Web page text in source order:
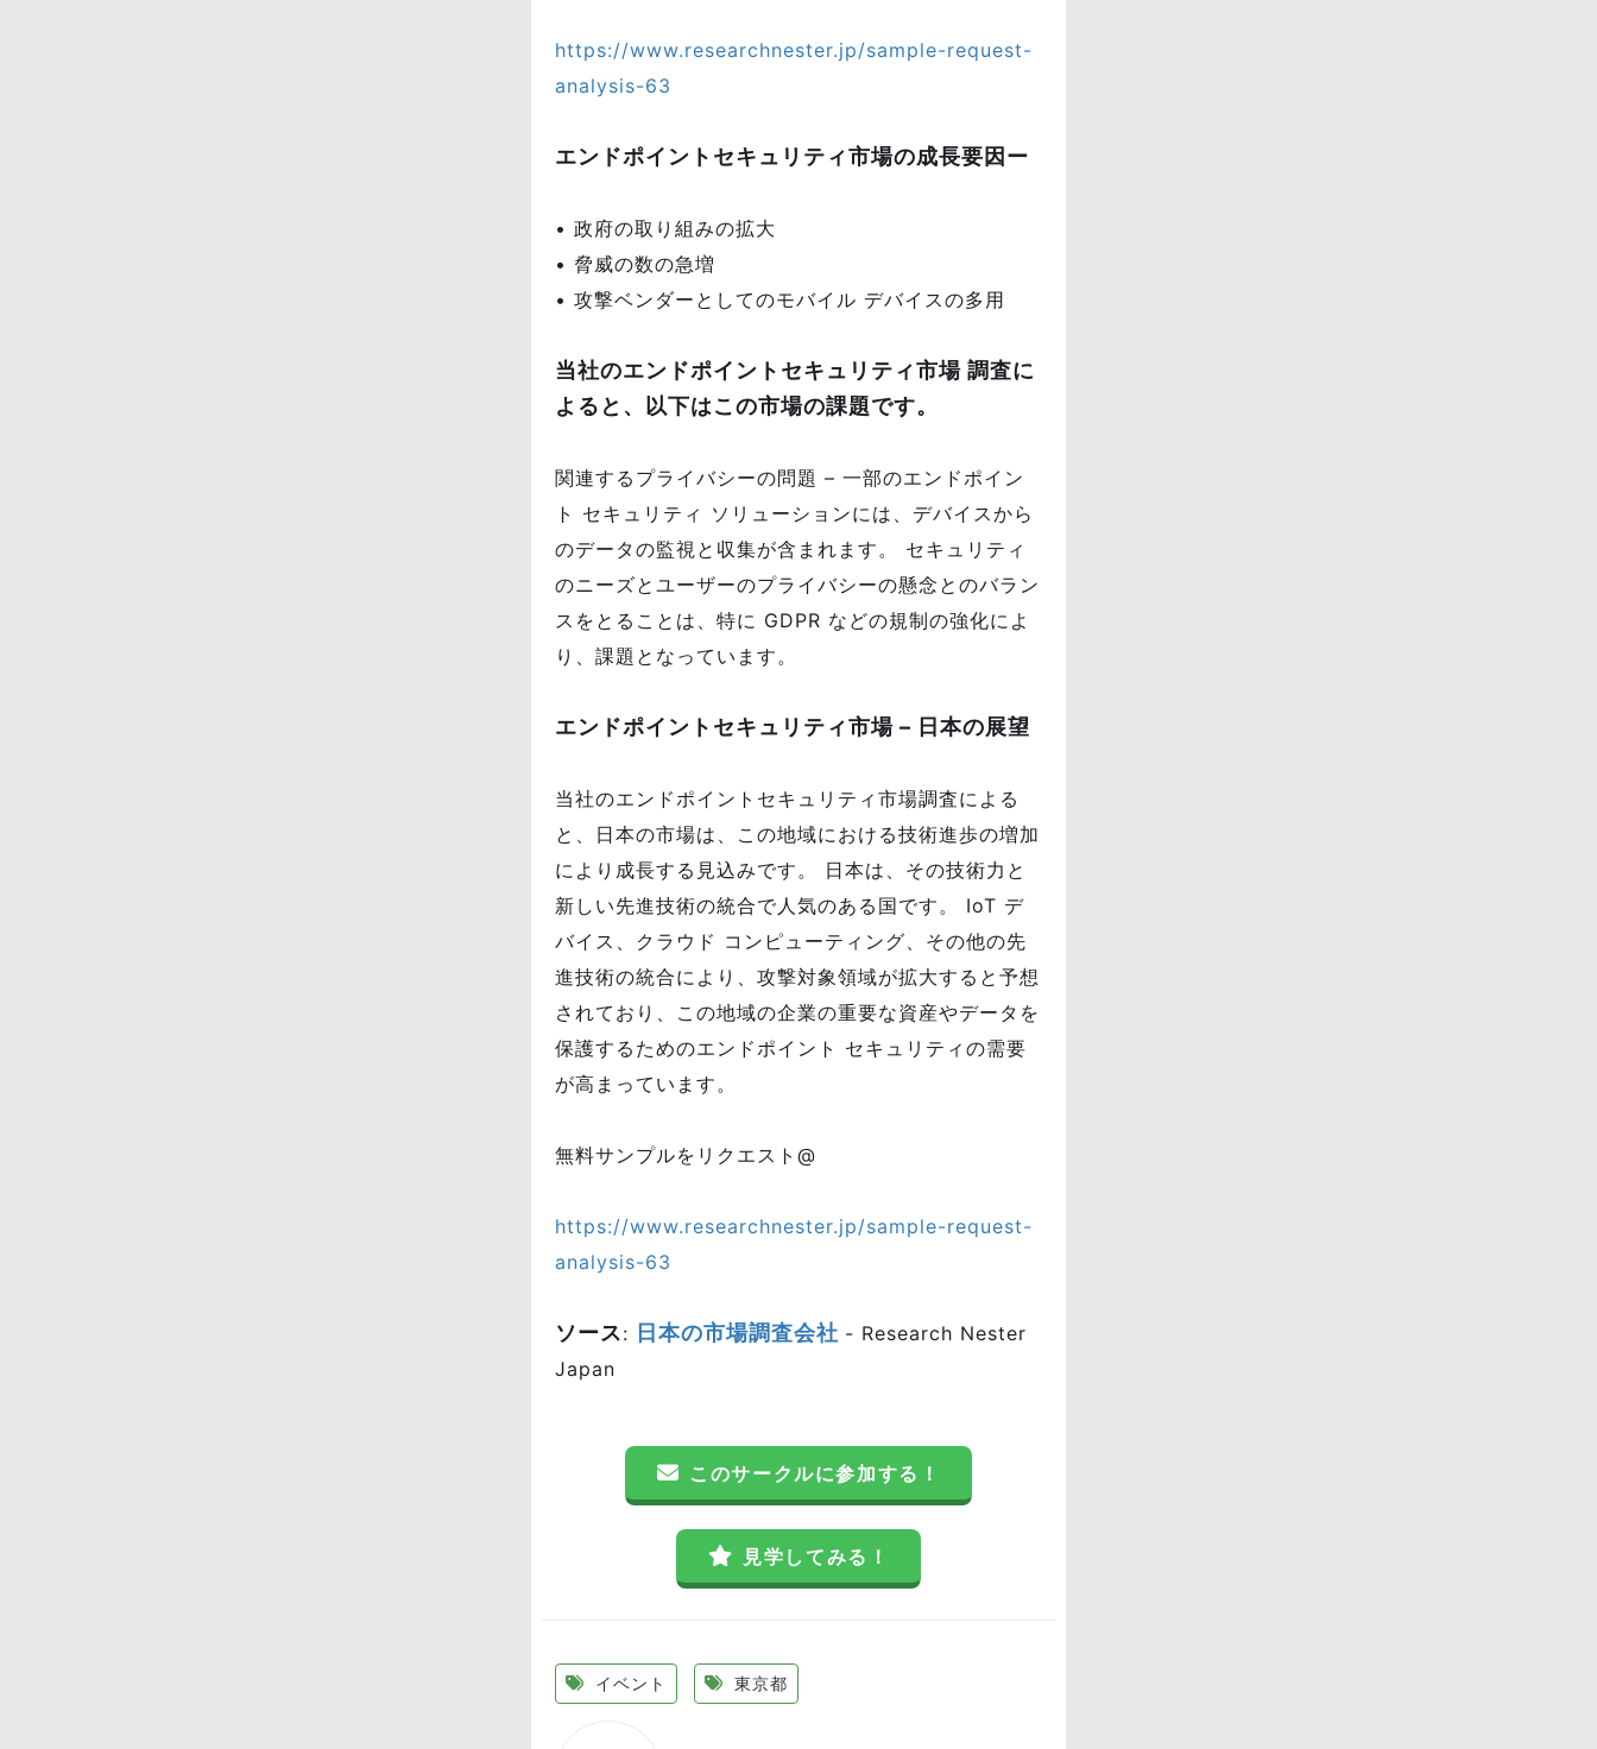
https://www.researchnester.jp/sample-request-
analysis-63
エンドポイントセキュリティ市場の成長要因ー
• 政府の取り組みの拡大
• 脅威の数の急増
• 攻撃ベンダーとしてのモバイル デバイスの多用
当社のエンドポイントセキュリティ市場 調査に
よると、以下はこの市場の課題です。
関連するプライバシーの問題 – 一部のエンドポイン
ト セキュリティ ソリューションには、デバイスから
のデータの監視と収集が含まれます。 セキュリティ
のニーズとユーザーのプライバシーの懸念とのバラン
スをとることは、特に GDPR などの規制の強化によ
り、課題となっています。
エンドポイントセキュリティ市場 – 日本の展望
当社のエンドポイントセキュリティ市場調査による
と、日本の市場は、この地域における技術進歩の増加
により成長する見込みです。 日本は、その技術力と
新しい先進技術の統合で人気のある国です。 IoT デ
バイス、クラウド コンピューティング、その他の先
進技術の統合により、攻撃対象領域が拡大すると予想
されており、この地域の企業の重要な資産やデータを
保護するためのエンドポイント セキュリティの需要
が高まっています。
無料サンプルをリクエスト@
https://www.researchnester.jp/sample-request-
analysis-63
ソース: 日本の市場調査会社 - Research Nester
Japan
このサークルに参加する！
見学してみる！
イベント 東京都